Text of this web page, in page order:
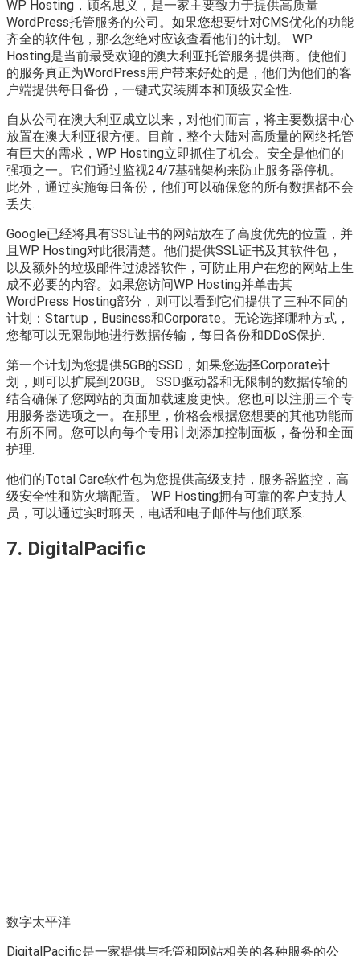
WP Hosting，顾名思义，是一家主要致力于提供高质量
WordPress托管服务的公司。如果您想要针对CMS优化的功能
齐全的软件包，那么您绝对应该查看他们的计划。 WP
Hosting是当前最受欢迎的澳大利亚托管服务提供商。使他们
的服务真正为WordPress用户带来好处的是，他们为他们的客
户端提供每日备份，一键式安装脚本和顶级安全性.
自从公司在澳大利亚成立以来，对他们而言，将主要数据中心
放置在澳大利亚很方便。目前，整个大陆对高质量的网络托管
有巨大的需求，WP Hosting立即抓住了机会。安全是他们的
强项之一。它们通过监视24/7基础架构来防止服务器停机。
此外，通过实施每日备份，他们可以确保您的所有数据都不会
丢失.
Google已经将具有SSL证书的网站放在了高度优先的位置，并
且WP Hosting对此很清楚。他们提供SSL证书及其软件包，
以及额外的垃圾邮件过滤器软件，可防止用户在您的网站上生
成不必要的内容。如果您访问WP Hosting并单击其
WordPress Hosting部分，则可以看到它们提供了三种不同的
计划：Startup，Business和Corporate。无论选择哪种方式，
您都可以无限制地进行数据传输，每日备份和DDoS保护.
第一个计划为您提供5GB的SSD，如果您选择Corporate计
划，则可以扩展到20GB。 SSD驱动器和无限制的数据传输的
结合确保了您网站的页面加载速度更快。您也可以注册三个专
用服务器选项之一。在那里，价格会根据您想要的其他功能而
有所不同。您可以向每个专用计划添加控制面板，备份和全面
护理.
他们的Total Care软件包为您提供高级支持，服务器监控，高
级安全性和防火墙配置。 WP Hosting拥有可靠的客户支持人
员，可以通过实时聊天，电话和电子邮件与他们联系.
7. DigitalPacific
数字太平洋
DigitalPacific是一家提供与托管和网站相关的各种服务的公